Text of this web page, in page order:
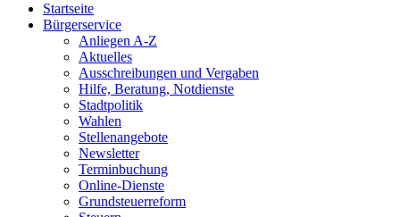
Startseite
Bürgerservice
Anliegen A-Z
Aktuelles
Ausschreibungen und Vergaben
Hilfe, Beratung, Notdienste
Stadtpolitik
Wahlen
Stellenangebote
Newsletter
Terminbuchung
Online-Dienste
Grundsteuerreform